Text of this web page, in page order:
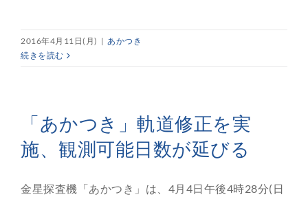
2016年4月11日(月) | あかつき
続きを読む
「あかつき」軌道修正を実
施、観測可能日数が延びる
金星探査機「あかつき」は、4月4日午後4時28分(日